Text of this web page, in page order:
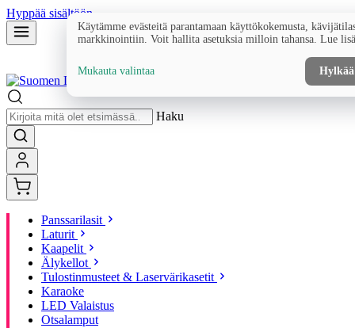
Hyppää sisältöön
Haku
Panssarilasit
Laturit
Kaapelit
Älykellot
Tulostinmusteet & Laservärikasetit
Karaoke
LED Valaistus
Otsalamput
Käytämme evästeitä parantamaan käyttökokemusta,
markkinointiin. Voit hallita asetuksia milloin tahansa. Lue
Mukauta valintaa Hylkää